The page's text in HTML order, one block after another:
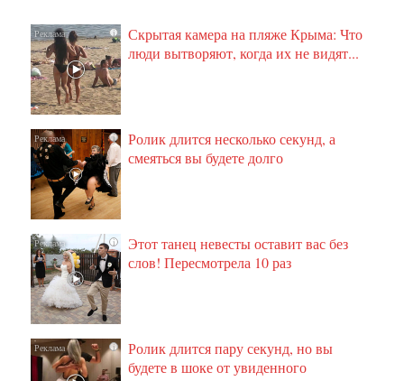
i
Скрытая камера на пляже Крыма: Что
люди вытворяют, когда их не видят...
i
Ролик длится несколько секунд, а
смеяться вы будете долго
i
Этот танец невесты оставит вас без
слов! Пересмотрела 10 раз
i
Ролик длится пару секунд, но вы
будете в шоке от увиденного